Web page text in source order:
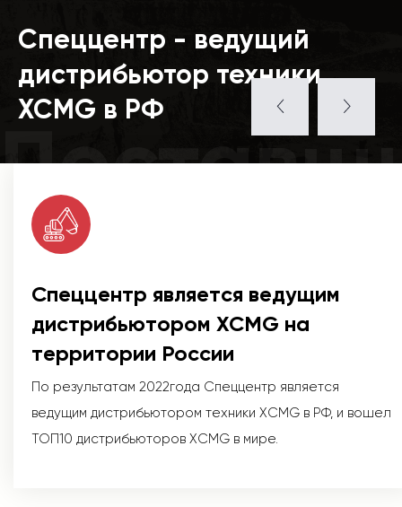
Спеццентр - ведущий
дистрибьютор техники
XCMG в РФ
Спеццентр является ведущим
дистрибьютором XCMG на
территории России
По результатам 2022года Спеццентр является
ведущим дистрибьютором техники XCMG в РФ, и вошел
ТОП10 дистрибьюторов XCMG в мире.